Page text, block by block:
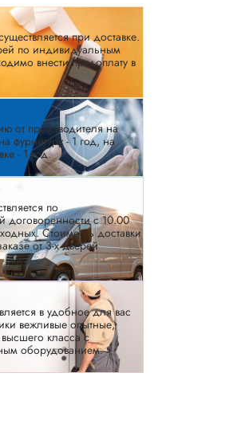
при доставке.
по индивидуальным
внести предоплату в
от производителя на
фурнитуру - 1 год, на
- 1 год.
по
договоренности с 10.00
Стоимость доставки
от 3-х дверей
в удобное для вас
вежливые опытные,
класса с
оборудованием.